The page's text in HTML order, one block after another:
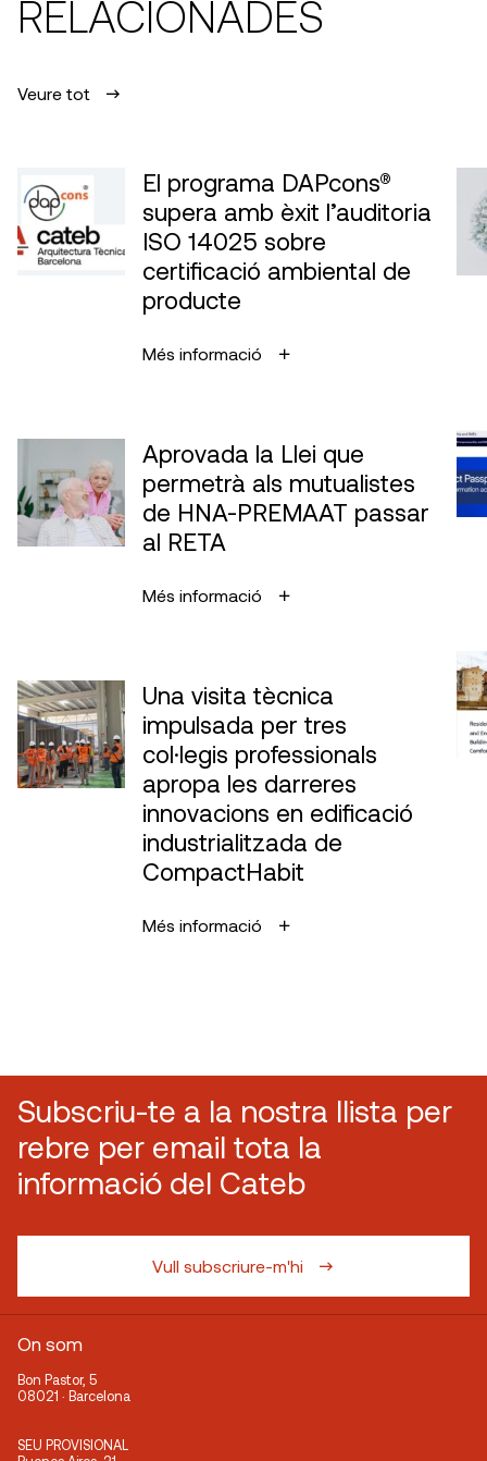
RELACIONADES
Veure tot
El programa DAPcons®
supera amb èxit l’auditoria
ISO 14025 sobre
certificació ambiental de
producte
Més informació
Aprovada la Llei que
permetrà als mutualistes
de HNA-PREMAAT passar
al RETA
Més informació
Una visita tècnica
impulsada per tres
col·legis professionals
apropa les darreres
innovacions en edificació
industrialitzada de
CompactHabit
Més informació
Subscriu-te a la nostra llista per
rebre per email tota la
informació del Cateb
Vull subscriure-m'hi
On som
Bon Pastor, 5
08021 · Barcelona
SEU PROVISIONAL